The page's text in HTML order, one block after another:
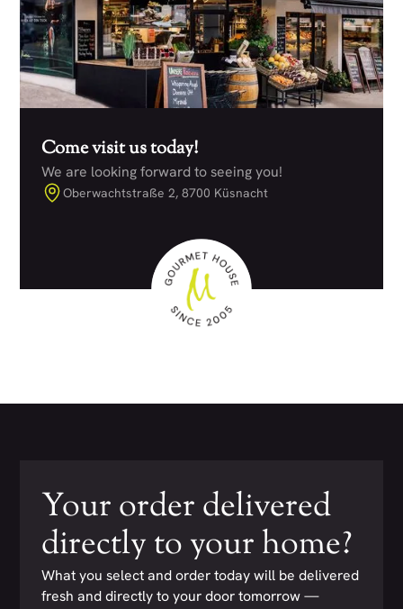
Come visit us today!
We are looking forward to seeing you!
Oberwachtstraße 2, 8700 Küsnacht
Your order delivered
directly to your home?
What you select and order today will be delivered
fresh and directly to your door tomorrow —